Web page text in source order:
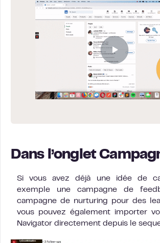
Dans l’onglet
Si vous avez déjà une idée de
exemple une campagne de
campagne de nurturing pour des
vous pouvez également importer
Navigator directement depuis le